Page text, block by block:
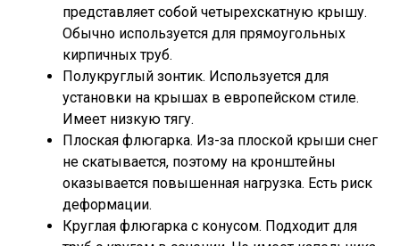
представляет собой четырехскатную крышу.
Обычно используется для прямоугольных
кирпичных труб.
Полукруглый зонтик. Используется для
установки на крышах в европейском стиле.
Имеет низкую тягу.
Плоская флюгарка. Из-за плоской крыши снег
не скатывается, поэтому на кронштейны
оказывается повышенная нагрузка. Есть риск
деформации.
Круглая флюгарка с конусом. Подходит для